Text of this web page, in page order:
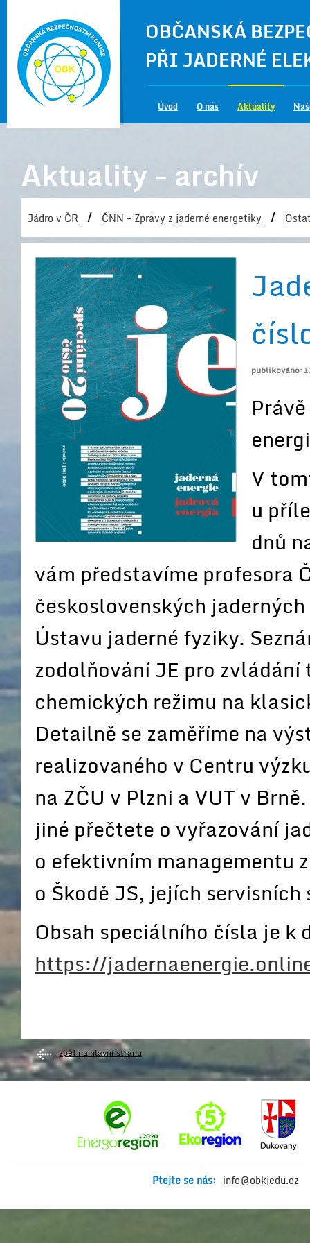
OBČANSKÁ
PŘI JADERNÉ
Úvod O nás Aktuality
Aktuality - archív
Jádro v ČR / ČNN - Zprávy z jaderné energetiky /
publikováno:
V
u
dnů
vám představíme profesora
československých
Ústavu jaderné fyziky.
zodolňování JE pro
chemických režimu na
Detailně se zaměříme na
realizovaného v Centru
na ZČU v Plzni a VUT v
jiné přečtete o vyřazování
o efektivním managementu
o Škodě JS, jejích
Obsah speciálního čísla je k
https://
zpět na hlavní stranu
Ptejte se nás: info@obkjedu.cz